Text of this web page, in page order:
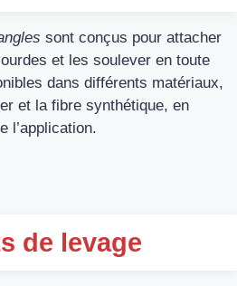
sont conçus pour attacher
et les soulever en toute
dans différents matériaux,
et la fibre synthétique, en
l’application.
de levage